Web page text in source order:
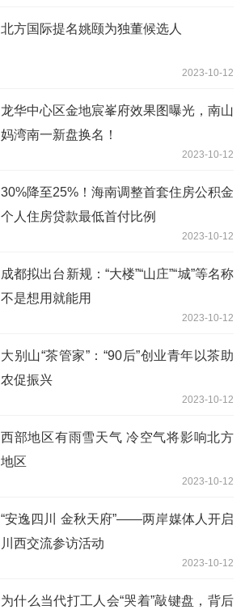
北方国际提名姚颐为独董候选人
2023-10-12
龙华中心区金地宸峯府效果图曝光，南山
妈湾南一新盘换名！
2023-10-12
30%降至25%！海南调整首套住房公积金
个人住房贷款最低首付比例
2023-10-12
成都拟出台新规：“大楼”“山庄”“城”等名称
不是想用就能用
2023-10-12
大别山“茶管家”：“90后”创业青年以茶助
农促振兴
2023-10-12
西部地区有雨雪天气 冷空气将影响北方
地区
2023-10-12
“安逸四川 金秋天府”——两岸媒体人开启
川西交流参访活动
2023-10-12
为什么当代打工人会“哭着”敲键盘，背后